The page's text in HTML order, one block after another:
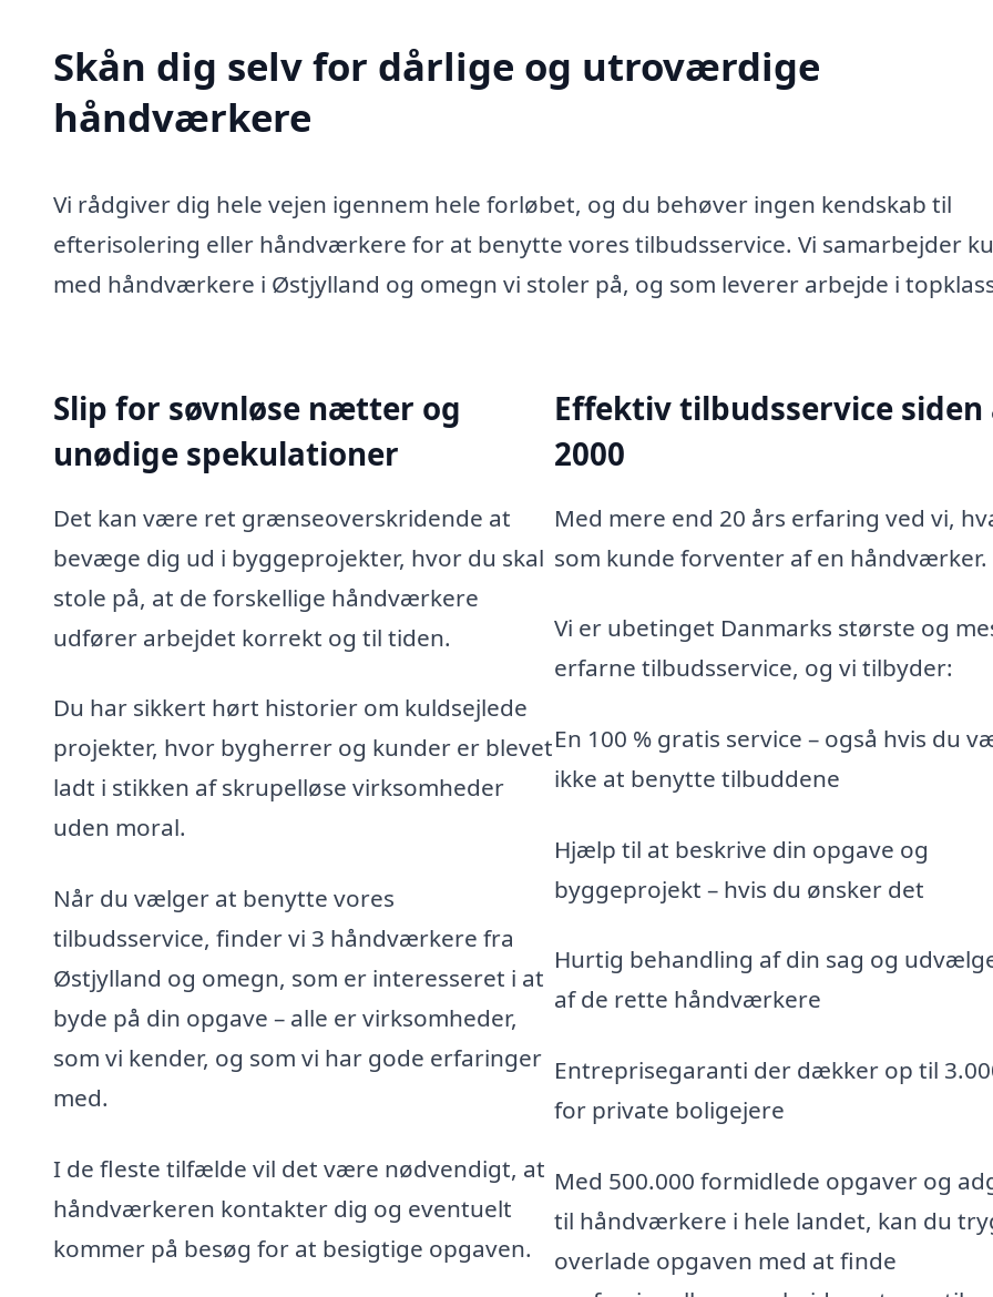
Skån dig selv for dårlige og utroværdige
håndværkere
Vi rådgiver dig hele vejen igennem hele forløbet, og du behøver ingen kendskab til
efterisolering eller håndværkere for at benytte vores tilbudsservice. Vi samarbejder
med håndværkere i Østjylland og omegn vi stoler på, og som leverer arbejde i
Slip for søvnløse nætter og
unødige spekulationer
Det kan være ret grænseoverskridende at
bevæge dig ud i byggeprojekter, hvor du skal
stole på, at de forskellige håndværkere
udfører arbejdet korrekt og til tiden.
Du har sikkert hørt historier om kuldsejlede
projekter, hvor bygherrer og kunder er blevet
ladt i stikken af skrupelløse virksomheder
uden moral.
Når du vælger at benytte vores
tilbudsservice, finder vi 3 håndværkere fra
Østjylland og omegn, som er interesseret i at
byde på din opgave – alle er virksomheder,
som vi kender, og som vi har gode erfaringer
med.
I de fleste tilfælde vil det være nødvendigt, at
håndværkeren kontakter dig og eventuelt
kommer på besøg for at besigtige opgaven.
Effektiv tilbudsservice siden
2000
Med mere end 20 års erfaring ved vi,
som kunde forventer af en håndværker.
Vi er ubetinget Danmarks største og
erfarne tilbudsservice, og vi tilbyder:
En 100 % gratis service – også hvis du
ikke at benytte tilbuddene
Hjælp til at beskrive din opgave og
byggeprojekt – hvis du ønsker det
Hurtig behandling af din sag og
af de rette håndværkere
Entreprisegaranti der dækker op til
for private boligejere
Med 500.000 formidlede opgaver og
til håndværkere i hele landet, kan du
overlade opgaven med at finde